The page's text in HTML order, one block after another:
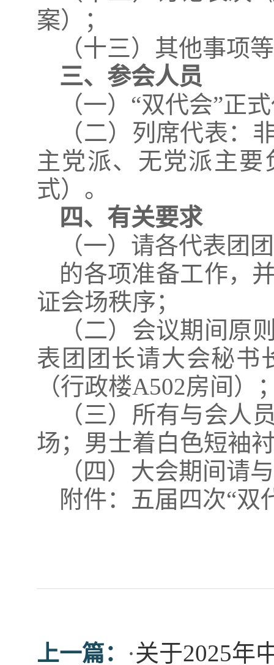
案）；
（十三）其他事项
三、参会人员
（一）“双代会”正
（二）列席代表：
主党派、无党派主
式）。
四、有关要求
（一）请各代表团
的各项准备工作，
证会场秩序；
（二）会议期间原
表团团长请大会秘书
（行政楼A502房间）
（三）所有与会人
场；男士着白色短袖
（四）大会期间请
附件：五届四次“双
上一篇： ·关于2025年